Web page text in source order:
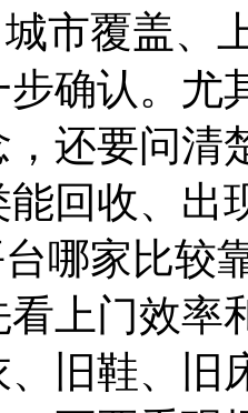
市覆盖、
确认。尤
，还要问清
回收、出
台哪家比较
上门效率
、旧鞋、旧